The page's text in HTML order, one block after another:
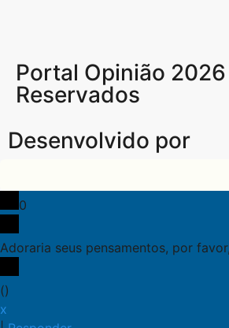
Portal Opinião
Reservados
Desenvolvido por
0
Adoraria seus pensamentos, por
()
x